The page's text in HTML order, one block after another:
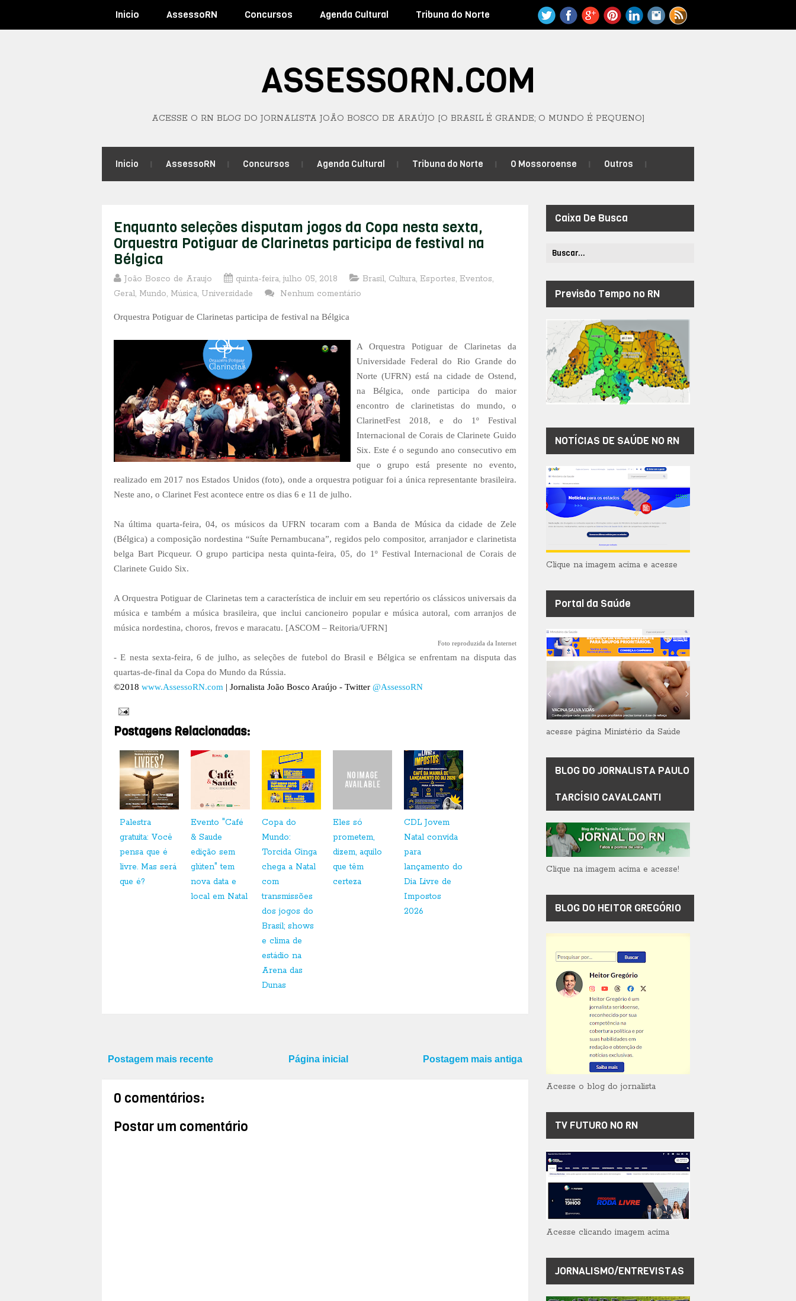
Inicio AssessoRN Concursos Agenda Cultural Tribuna do Norte
ASSESSORN.COM
ACESSE O RN BLOG DO JORNALISTA JOÃO BOSCO DE ARAÚJO [O BRASIL É GRANDE; O MUNDO É PEQUENO]
Inicio AssessoRN Concursos Agenda Cultural Tribuna do Norte O Mossoroense Outros
Enquanto seleções disputam jogos da Copa nesta sexta,
Orquestra Potiguar de Clarinetas participa de festival na
Bélgica
João Bosco de Araujo quinta-feira, julho 05, 2018 Brasil, Cultura, Esportes, Eventos,
Geral, Mundo, Música, Universidade Nenhum comentário
Orquestra Potiguar de Clarinetas participa de festival na Bélgica
A Orquestra Potiguar de Clarinetas da
Universidade Federal do Rio Grande do
Norte (UFRN) está na cidade de Ostend,
na Bélgica, onde participa do maior
encontro de clarinetistas do mundo, o
ClarinetFest 2018, e do 1º Festival
Internacional de Corais de Clarinete Guido
Six. Este é o segundo ano consecutivo em
que o grupo está presente no evento,
realizado em 2017 nos Estados Unidos(foto), onde a orquestra potiguar foi a única representante brasileira.
Neste ano, o Clarinet Fest acontece entre os dias 6 e 11 de julho.
Na última quarta-feira, 04, os músicos da UFRN tocaram com a Banda de Música da cidade de Zele
(Bélgica) a composição nordestina “Suíte Pernambucana”, regidos pelo compositor, arranjador e clarinetista
belga Bart Picqueur. O grupo participa nesta quinta-feira, 05, do 1º Festival Internacional de Corais de
Clarinete Guido Six.
A Orquestra Potiguar de Clarinetas tem a característica de incluir em seu repertório os clássicos universais da
música e também a música brasileira, que inclui cancioneiro popular e música autoral, com arranjos de
música nordestina, choros, frevos e maracatu. [ASCOM – Reitoria/UFRN]
Foto reproduzida da Internet
- E nesta sexta-feira, 6 de julho, as seleções de futebol do Brasil e Bélgica se enfrentam na disputa das
quartas-de-final da Copa do Mundo da Rússia.
©2018 www.AssessoRN.com | Jornalista João Bosco Araújo - Twitter @AssessoRN
Postagens Relacionadas:
Palestra
gratuita: Você
pensa que é
livre. Mas será
que é?
Evento "Café
& Saude
edição sem
glúten" tem
nova data e
local em Natal
Copa do
Mundo:
Torcida Ginga
chega a Natal
com
transmissões
dos jogos do
Brasil; shows
e clima de
estádio na
Arena das
Dunas
Eles só
prometem,
dizem, aquilo
que têm
certeza
CDL Jovem
Natal convida
para
lançamento do
Dia Livre de
Impostos
2026
Postagem mais recente Postagem mais antiga
Página inicial
0 comentários:
Postar um comentário
Caixa De Busca
Previsão Tempo no RN
NOTÍCIAS DE SAÚDE NO RN
Clique na imagem acima e acesse
Portal da Saúde
acesse página Ministério da Saúde
BLOG DO JORNALISTA PAULO
TARCÍSIO CAVALCANTI
Clique na imagem acima e acesse!
BLOG DO HEITOR GREGÓRIO
Acesse o blog do jornalista
TV FUTURO NO RN
Acesse clicando imagem acima
JORNALISMO/ENTREVISTAS